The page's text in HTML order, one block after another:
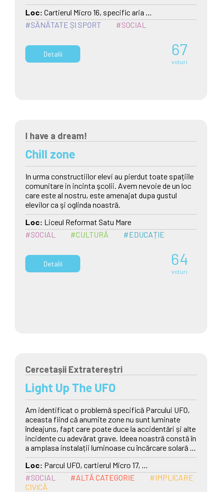
Loc: Cartierul Micro 16, specific aria ...
#SĂNĂTATE ȘI SPORT
#SOCIAL
Detalii 67
voturi
I have a dream!
Chill zone
In urma constructiilor elevi au pierdut toate spațiile
comunitare in incinta şcolii. Avem nevoie de un loc
care este al nostru, este amenajat dupa gustul
elevilor ca şi oglinda noastră.
Loc: Liceul Reformat Satu Mare
#SOCIAL
#CULTURĂ #EDUCAȚIE
Detalii 64
voturi
Cercetașii Extratereștri
Light Up The UFO
Am identificat o problemă specifică Parcului UFO,
aceasta fiind că anumite zone nu sunt luminate
îndeajuns, fapt care poate duce la accidentări și alte
incidente cu adevărat grave. Ideea noastră constă în
a amplasa instalații luminoase cu încărcare solară ...
Loc: Parcul UFO, cartierul Micro 17, ...
#SOCIAL
#ALTĂ CATEGORIE
#IMPLICARE
CIVICĂ